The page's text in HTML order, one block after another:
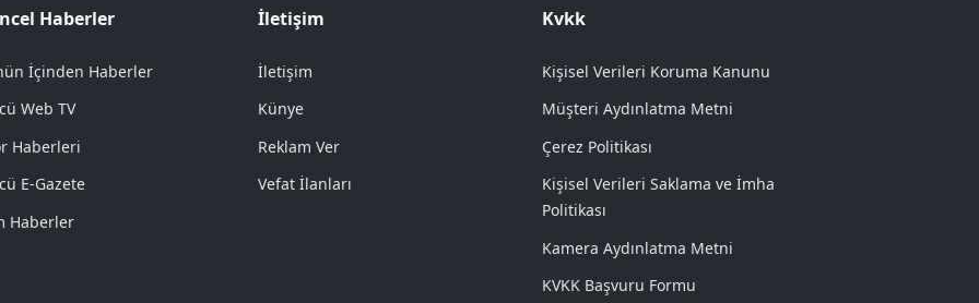
Haberler
İçinden Haberler
Web TV
Haberleri
E-Gazete
Haberler
İletişim
İletişim
Künye
Reklam Ver
Vefat İlanları
Kvkk
Kişisel Verileri Koruma Kanunu
Müşteri Aydınlatma Metni
Çerez Politikası
Kişisel Verileri Saklama ve İmha
Politikası
Kamera Aydınlatma Metni
KVKK Başvuru Formu